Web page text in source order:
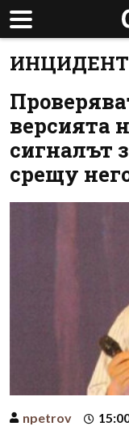
версията
сигналът
срещу
npetrov